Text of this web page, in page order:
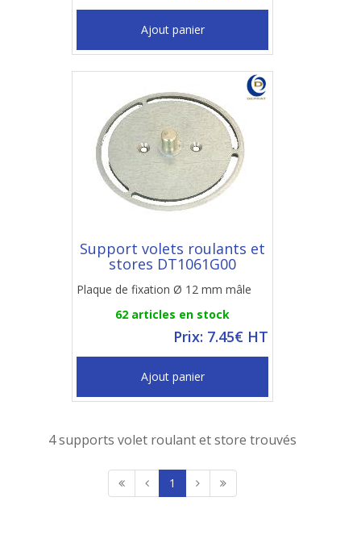
Ajout panier
Support volets roulants et
stores DT1061G00
Plaque de fixation Ø 12 mm mâle
62 articles en stock
Prix: 7.45€ HT
Ajout panier
4 supports volet roulant et store trouvés
1